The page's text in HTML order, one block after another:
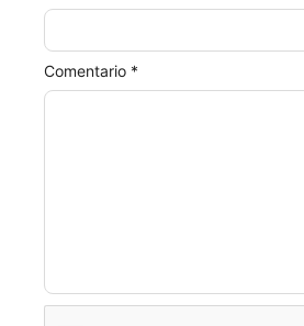
Comentario *